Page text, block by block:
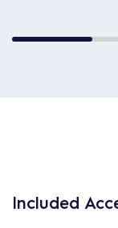
Included